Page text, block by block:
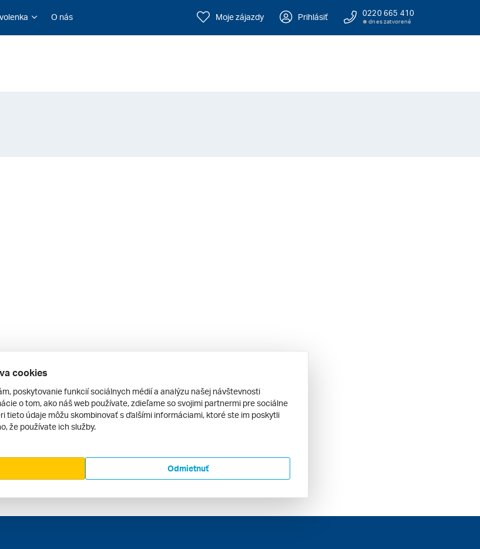
O nás Moje zájazdy Prihlásiť 0220 665 410
dnes zatvorené
cookies
poskytovanie funkcií sociálnych médií a analýzu našej návštevnosti
o tom, ako náš web používate, zdieľame so svojimi partnermi pre sociálne
tieto údaje môžu skombinovať s ďalšími informáciami, ktoré ste im poskytli
že používate ich služby.
Odmietnuť